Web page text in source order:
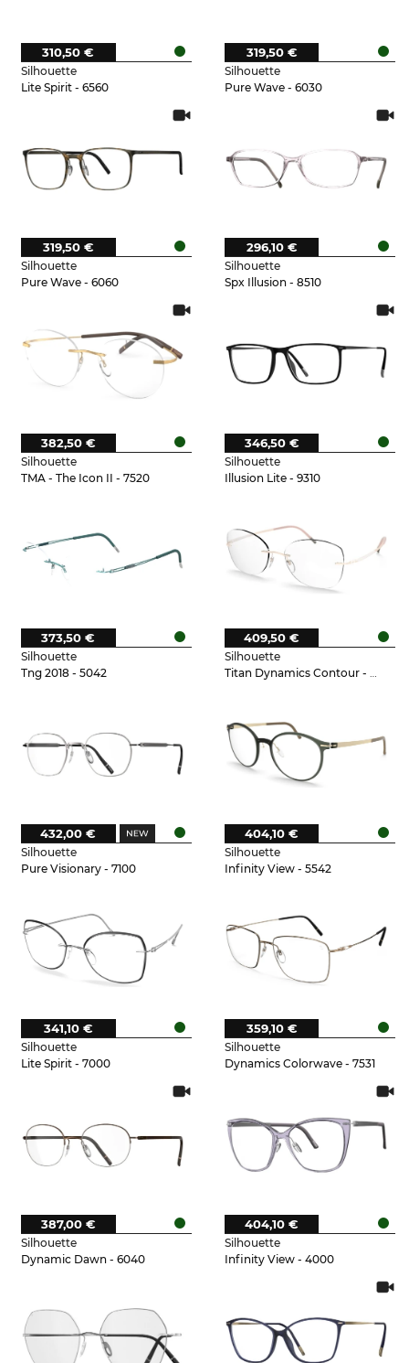
Silhouette
Lite Spirit - 6560
310,50 €
Silhouette
Pure Wave - 6030
319,50 €
Silhouette
Pure Wave - 6060
319,50 €
Silhouette
Spx Illusion - 8510
296,10 €
Silhouette
TMA - The Icon II - 7520
382,50 €
Silhouette
Illusion Lite - 9310
346,50 €
Silhouette
Tng 2018 - 5042
373,50 €
Silhouette
Titan Dynamics Contour - 8642
409,50 €
Silhouette
Pure Visionary - 7100
432,00 €
Silhouette
Infinity View - 5542
404,10 €
Silhouette
Lite Spirit - 7000
341,10 €
Silhouette
Dynamics Colorwave - 7531
359,10 €
Silhouette
Dynamic Dawn - 6040
387,00 €
Silhouette
Infinity View - 4000
404,10 €